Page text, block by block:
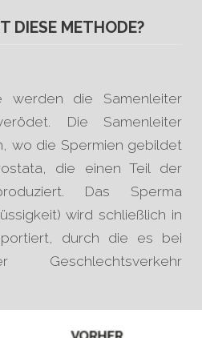
DIESE METHODE?
werden die Samenleiter
Die Samenleiter
wo die Spermien gebildet
die einen Teil der
Das Sperma
wird schließlich in
durch die es bei
Geschlechtsverkehr